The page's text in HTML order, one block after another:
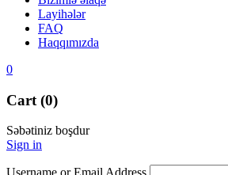
Layihələr
FAQ
Haqqımızda
0
Cart (0)
Səbətiniz boşdur
Sign in